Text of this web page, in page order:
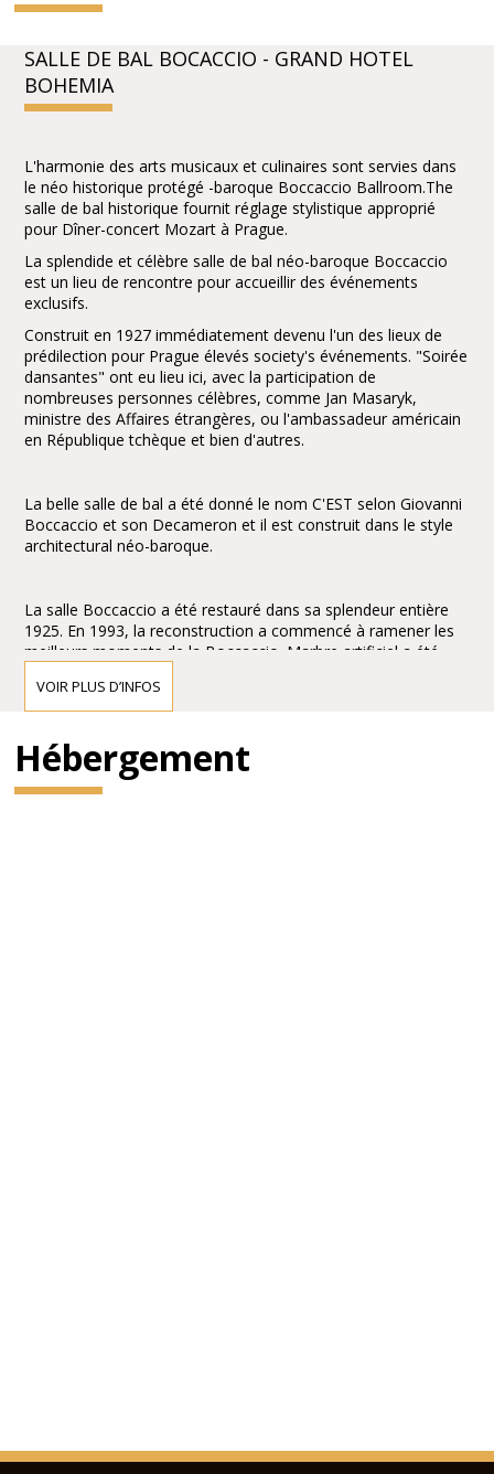
SALLE DE BAL BOCACCIO - GRAND HOTEL
BOHEMIA
L'harmonie des arts musicaux et culinaires sont servies dans
le néo historique protégé -baroque Boccaccio Ballroom.The
salle de bal historique fournit réglage stylistique approprié
pour Dîner-concert Mozart à Prague.
La splendide et célèbre salle de bal néo-baroque Boccaccio
est un lieu de rencontre pour accueillir des événements
exclusifs.
Construit en 1927 immédiatement devenu l'un des lieux de
prédilection pour Prague élevés society's événements. "Soirée
dansantes" ont eu lieu ici, avec la participation de
nombreuses personnes célèbres, comme Jan Masaryk,
ministre des Affaires étrangères, ou l'ambassadeur américain
en République tchèque et bien d'autres.
La belle salle de bal a été donné le nom C'EST selon Giovanni
Boccaccio et son Decameron et il est construit dans le style
architectural néo-baroque.
La salle Boccaccio a été restauré dans sa splendeur entière
1925. En 1993, la reconstruction a commencé à ramener les
meilleurs moments de la Boccaccio. Marbre artificiel a été
été récupérées et nouvellement doré, des statues de petits
amours, suspendus des instruments de musique ou des
soigneusement reconstituées, miroirs et luminaires
remplacés. Et malgré l'horrible état avant la reconstruction, la
beauté originelle a été enregistré.
VOIR PLUS D’INFOS
Hébergement